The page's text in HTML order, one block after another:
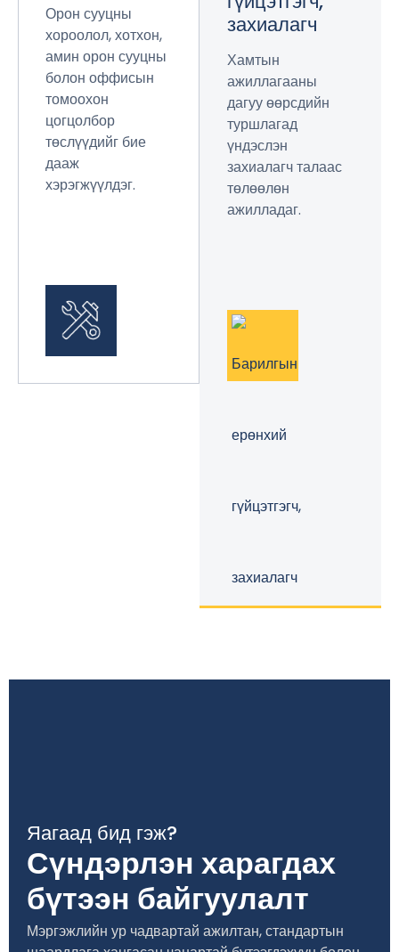
Орон сууцны
хороолол, хотхон,
амин орон сууцны
болон оффисын
томоохон
цогцолбор
төслүүдийг бие
дааж
хэрэгжүүлдэг.
захиалагч
Хамтын
ажиллагааны
дагуу өөрсдийн
туршлагад
үндэслэн
захиалагч талаас
төлөөлөн
ажилладаг.
Яагаад бид гэж?
Сүндэрлэн харагдах
бүтээн байгуулалт
Мэргэжлийн ур чадвартай ажилтан, стандартын